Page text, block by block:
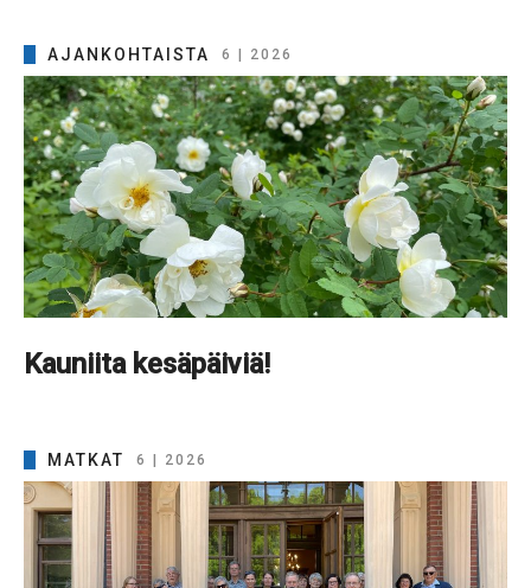
AJANKOHTAISTA 6 | 2026
Kauniita kesäpäiviä!
MATKAT 6 | 2026